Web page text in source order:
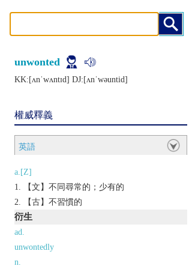
unwonted
KK:[ʌnˈwʌntɪd] DJ:[ʌnˈwǝuntid]
權威釋義
英語
a.[Z]
【文】不同尋常的；少有的
【古】不習慣的
衍生
ad.
unwontedly
n.